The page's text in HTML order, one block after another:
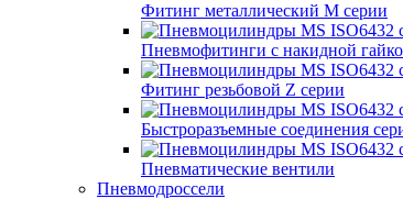
Фитинг металлический M серии
Пневмофитинги с накидной
Фитинг резьбовой Z серии
Быстроразъемные соединения
Пневматические вентили
Пневмодроссели